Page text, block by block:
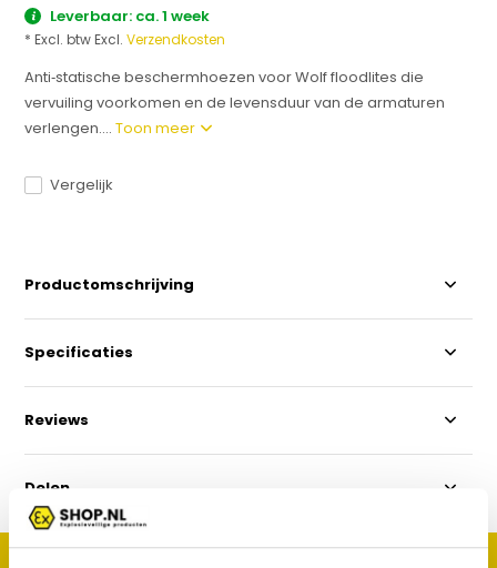
Leverbaar: ca. 1 week
* Excl. btw Excl.Verzendkosten
Anti‑statische beschermhoezen voor Wolf floodlites die
vervuiling voorkomen en de levensduur van de armaturen
verlengen....Toon meer
Vergelijk
Productomschrijving
Specificaties
Reviews
Delen